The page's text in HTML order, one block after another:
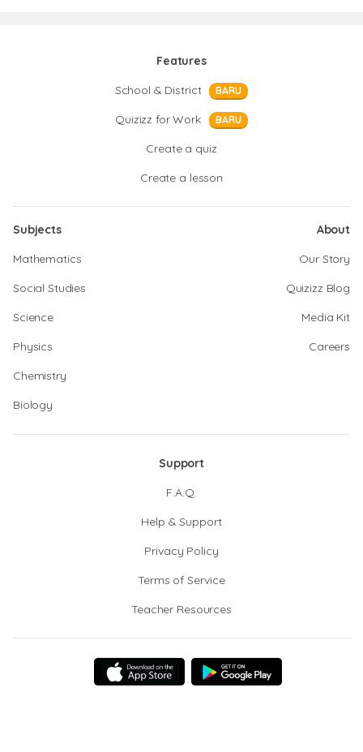
Features
School & District
BARU
Quizizz for Work BARU
Create a quiz
Create a lesson
Subjects
Mathematics
Social Studies
Science
Physics
Chemistry
Biology
About
Our Story
Quizizz Blog
Media Kit
Careers
Support
F.A.Q.
Help & Support
Privacy Policy
Terms of Service
Teacher Resources